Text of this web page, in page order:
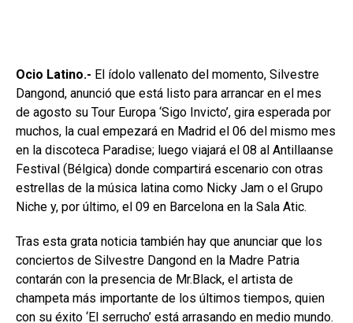
Ocio Latino.- El ídolo vallenato del momento, Silvestre
Dangond, anunció que está listo para arrancar en el mes
de agosto su Tour Europa ‘Sigo Invicto’, gira esperada por
muchos, la cual empezará en Madrid el 06 del mismo mes
en la discoteca Paradise; luego viajará el 08 al Antillaanse
Festival (Bélgica) donde compartirá escenario con otras
estrellas de la música latina como Nicky Jam o el Grupo
Niche y, por último, el 09 en Barcelona en la Sala Atic.
Tras esta grata noticia también hay que anunciar que los
conciertos de Silvestre Dangond en la Madre Patria
contarán con la presencia de Mr.Black, el artista de
champeta más importante de los últimos tiempos, quien
con su éxito ‘El serrucho’ está arrasando en medio mundo.